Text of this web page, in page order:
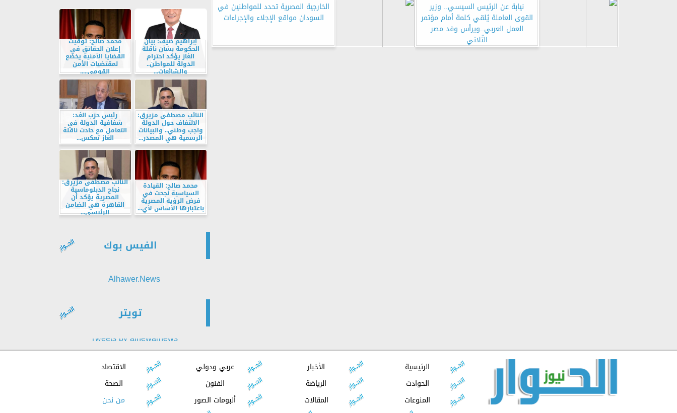
نيابة عن الرئيس السيسي.. وزير
القوى العاملة يُلقي كلمة أمام مؤتمر
العمل العربي..ويرأس وفد مصر
الثُلاثي
الخارجية المصرية تحدد للمواطنين في
السودان مواقع الإجلاء والإجراءات
إبراهيم ضيف: بيان
الحكومة بشأن ناقلة
الغاز يؤكد احترام
الدولة للمواطن..
والشائعات...
محمد صالح: توقيت
إعلان الحقائق في
القضايا الأمنية يخضع
لمقتضيات الأمن
القومي.....
النائب مصطفى مزيرق:
الالتفاف حول الدولة
واجب وطني.. والبيانات
الرسمية هي المصدر...
رئيس حزب الغد:
شفافية الدولة في
التعامل مع حادث ناقلة
الغاز تعكس...
محمد صالح: القيادة
السياسية نجحت في
فرض الرؤية المصرية
باعتبارها الأساس لأي...
النائب مصطفى مزيرق:
نجاح الدبلوماسية
المصرية يؤكد أن
القاهرة هي الضامن
الرئيسي...
الفيس بوك
Alhawer.News
تويتر
Tweets by alhewarnews
الرئيسية الأخبار عربي ودولي
الاقتصاد
الحوادث
الرياضة الفنون
الصحة
المنوعات
المقالات ألبومات الصور
من نحن